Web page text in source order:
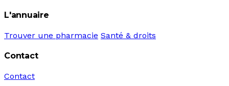
L'annuaire
Trouver une pharmacie Santé & droits
Contact
Contact